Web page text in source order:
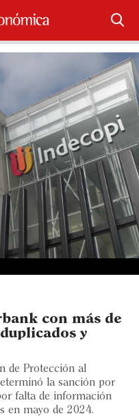
con más de
y
de Protección al
la sanción por
falta de información
en mayo de 2024.